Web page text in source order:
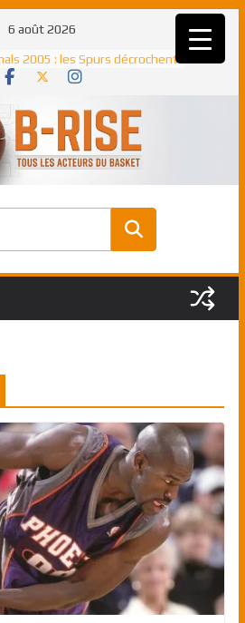
6 août 2026
2005 : les Spurs décrochent
titre NBA, la rude bataille
2021 : les Bucks et Giannis
triomphent, le Greek
MVP
Alexander : son premier
plus de 40 points en NBA, le
dans l’histoire en 2002 :
européen sacré Rookie de
deuxième Français élu